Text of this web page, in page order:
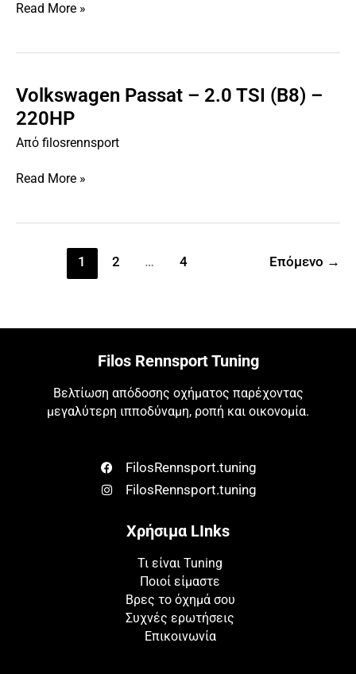
(B8)
186HP
Read More »
Volkswagen Passat – 2.0 TSI (B8) –
220HP
Από filosrennsport
Volkswagen
Passat
–
2.0
(B8)
220HP
Read More »
1 2 … 4 Επόμενο →
Filos Rennsport Tuning
Βελτίωση απόδοσης οχήματος παρέχοντας
μεγαλύτερη ιπποδύναμη, ροπή και οικονομία.
FilosRennsport.tuning
FilosRennsport.tuning
Χρήσιμα LInks
Τι είναι Tuning
Ποιοί είμαστε
Βρες το όχημά σου
Συχνές ερωτήσεις
Επικοινωνία